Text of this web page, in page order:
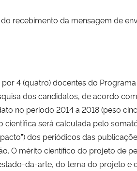
recebimento da mensagem de
4 (quatro) docentes do
dos candidatos, de acordo
no período 2014 a 2018 (peso
científica será calculada pelo
dos periódicos das
O mérito científico do projeto de
da-arte, do tema do projeto e